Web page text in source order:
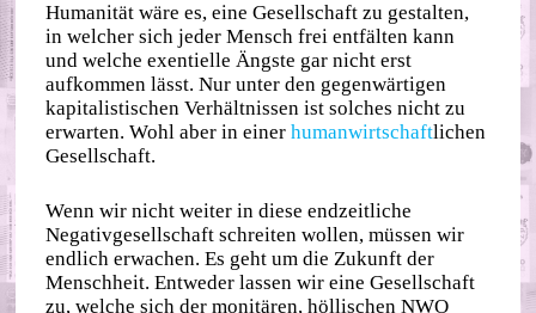
Humanität wäre es, eine Gesellschaft zu gestalten,
in welcher sich jeder Mensch frei entfälten kann
und welche exentielle Ängste gar nicht erst
aufkommen lässt. Nur unter den gegenwärtigen
kapitalistischen Verhältnissen ist solches nicht zu
erwarten. Wohl aber in einerhumanwirtschaftlichen
Gesellschaft.
Wenn wir nicht weiter in diese endzeitliche
Negativgesellschaft schreiten wollen, müssen wir
endlich erwachen. Es geht um die Zukunft der
Menschheit. Entweder lassen wir eine Gesellschaft
zu, welche sich der monitären, höllischen NWO